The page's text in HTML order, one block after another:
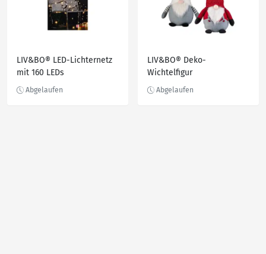
LIV&BO® LED-Lichternetz
mit 160 LEDs
LIV&BO® Deko-
Wichtelfigur